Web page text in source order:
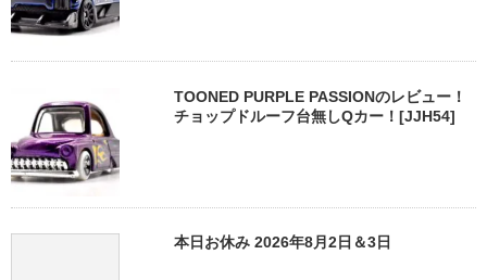
TOONED PURPLE PASSIONのレビュー！
チョップドルーフ台無しQカー！[JJH54]
本日お休み 2026年8月2日＆3日